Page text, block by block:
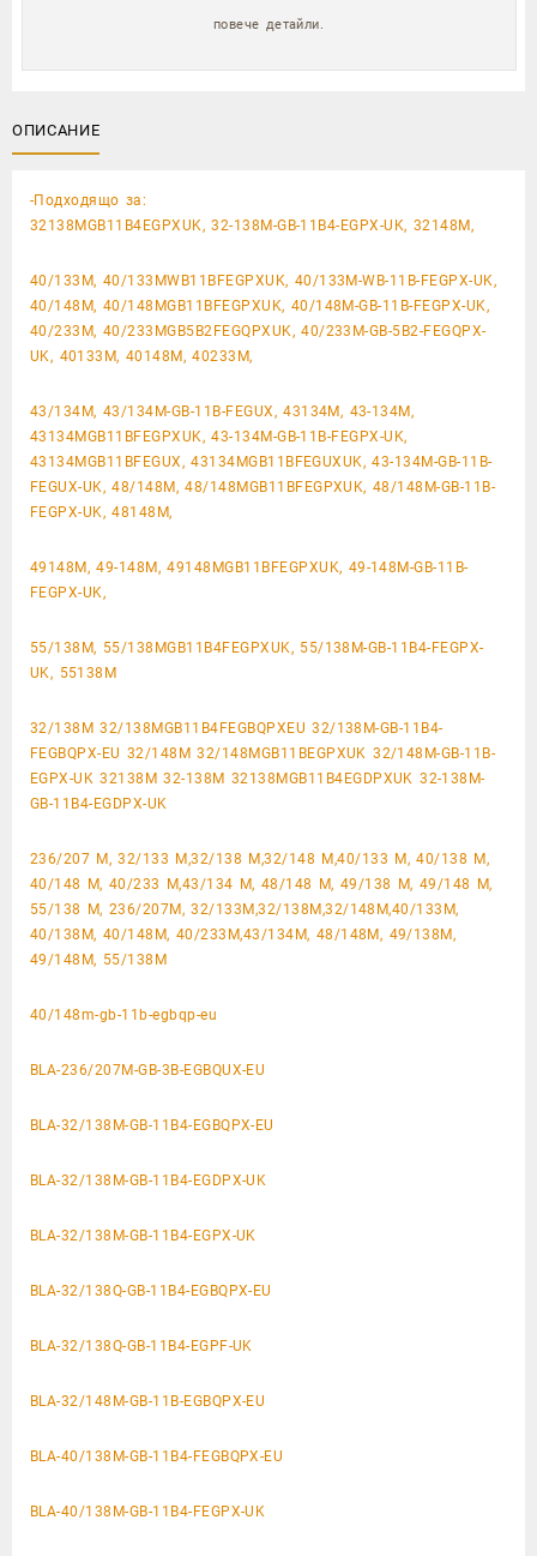
повече детайли.
ОПИСАНИЕ
-Подходящо за:
32138MGB11B4EGPXUK, 32-138M-GB-11B4-EGPX-UK, 32148M,
40/133M, 40/133MWB11BFEGPXUK, 40/133M-WB-11B-FEGPX-UK,
40/148M, 40/148MGB11BFEGPXUK, 40/148M-GB-11B-FEGPX-UK,
40/233M, 40/233MGB5B2FEGQPXUK, 40/233M-GB-5B2-FEGQPX-
UK, 40133M, 40148M, 40233M,
43/134M, 43/134M-GB-11B-FEGUX, 43134M, 43-134M,
43134MGB11BFEGPXUK, 43-134M-GB-11B-FEGPX-UK,
43134MGB11BFEGUX, 43134MGB11BFEGUXUK, 43-134M-GB-11B-
FEGUX-UK, 48/148M, 48/148MGB11BFEGPXUK, 48/148M-GB-11B-
FEGPX-UK, 48148M,
49148M, 49-148M, 49148MGB11BFEGPXUK, 49-148M-GB-11B-
FEGPX-UK,
55/138M, 55/138MGB11B4FEGPXUK, 55/138M-GB-11B4-FEGPX-
UK, 55138M
32/138M 32/138MGB11B4FEGBQPXEU 32/138M-GB-11B4-
FEGBQPX-EU 32/148M 32/148MGB11BEGPXUK 32/148M-GB-11B-
EGPX-UK 32138M 32-138M 32138MGB11B4EGDPXUK 32-138M-
GB-11B4-EGDPX-UK
236/207 M, 32/133 M,32/138 M,32/148 M,40/133 M, 40/138 M,
40/148 M, 40/233 M,43/134 M, 48/148 M, 49/138 M, 49/148 M,
55/138 M, 236/207M, 32/133M,32/138M,32/148M,40/133M,
40/138M, 40/148M, 40/233M,43/134M, 48/148M, 49/138M,
49/148M, 55/138M
40/148m-gb-11b-egbqp-eu
BLA-236/207M-GB-3B-EGBQUX-EU
BLA-32/138M-GB-11B4-EGBQPX-EU
BLA-32/138M-GB-11B4-EGDPX-UK
BLA-32/138M-GB-11B4-EGPX-UK
BLA-32/138Q-GB-11B4-EGBQPX-EU
BLA-32/138Q-GB-11B4-EGPF-UK
BLA-32/148M-GB-11B-EGBQPX-EU
BLA-40/138M-GB-11B4-FEGBQPX-EU
BLA-40/138M-GB-11B4-FEGPX-UK